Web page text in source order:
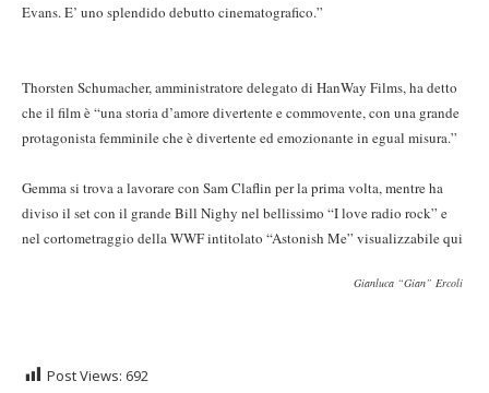
Evans. E’ uno splendido debutto cinematografico.”
Thorsten Schumacher, amministratore delegato di HanWay Films, ha detto
che il film è “una storia d’amore divertente e commovente, con una grande
protagonista femminile che è divertente ed emozionante in egual misura.”
Gemma si trova a lavorare con Sam Claflin per la prima volta, mentre ha
diviso il set con il grande Bill Nighy nel bellissimo “I love radio rock” e
nel cortometraggio della WWF intitolato “Astonish Me” visualizzabilequi
Gianluca “Gian” Ercoli
Post Views: 692